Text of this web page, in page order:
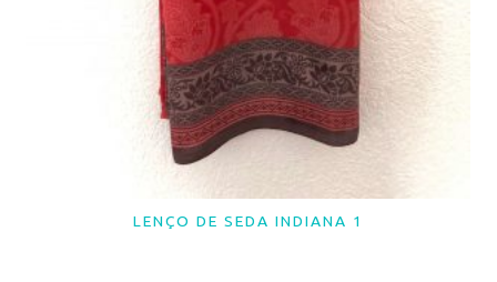
LER MAIS
LENÇO DE SEDA INDIANA 1